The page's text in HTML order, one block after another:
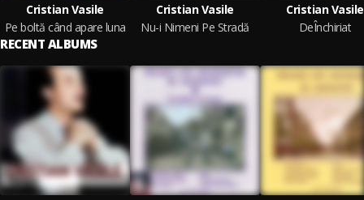
Cristian Vasile
Pe boltă când apare luna
Cristian Vasile
Nu-i Nimeni Pe Stradă
Cristian Vasile
DeÎnchiriat
RECENT ALBUMS